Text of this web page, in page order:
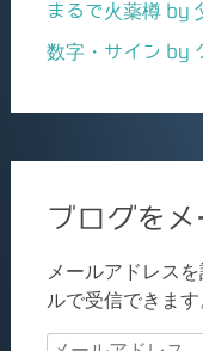
まるで火薬樽 by
数字・サイン by
ブログを
メールアドレス
ルで受信できます
メ